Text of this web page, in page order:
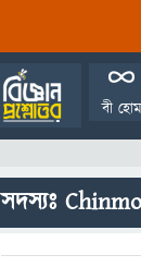
বী হোম
সদস্যঃ